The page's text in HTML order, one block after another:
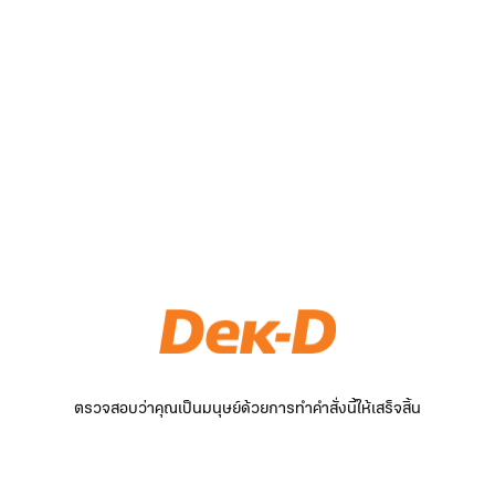
ตรวจสอบว่าคุณเป็นมนุษย์ด้วยการทำคำสั่งนี้ให้เสร็จสิ้น